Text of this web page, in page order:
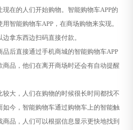
在的人们开始购物。智能购物车APP的
智能购物车APP，在商场购物来实现。
拿东西边扫码直接付款。
后直接通过手机商城的智能购物车APP
品，他们在离开商场时还会有自动提醒
较大，人们在购物的时候很长时间都找不
今，智能购物车通过购物车上的智能触
品，人们可以根据信息显示更快地找到